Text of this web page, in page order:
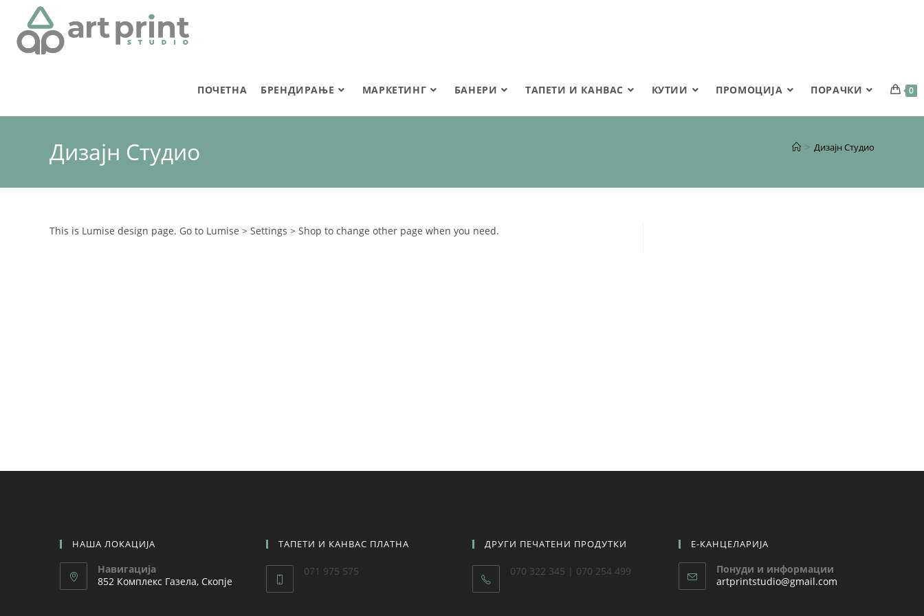
ПОЧЕТНА БРЕНДИРАЊЕ МАРКЕТИНГ БАНЕРИ ТАПЕТИ И КАНВАС КУТИИ ПРОМОЦИЈА ПОРАЧКИ 0
Дизајн Студио > Дизајн Студио
This is Lumise design page. Go to Lumise > Settings > Shop to change other page when you need.
НАША ЛОКАЦИЈА
Навигација
852 Комплекс Газела, Скопје
ТАПЕТИ И КАНВАС ПЛАТНА
071 975 575
ДРУГИ ПЕЧАТЕНИ ПРОДУТКИ
070 322 345 | 070 254 499
Е-КАНЦЕЛАРИЈА
Понуди и информации
artprintstudio@gmail.com